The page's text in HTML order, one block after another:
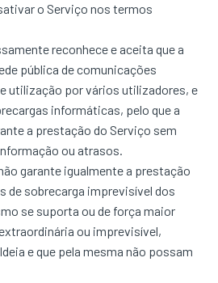
o Serviço nos termos
reconhece e aceita que a
pública de comunicações
utilização por vários utilizadores, e
informáticas, pelo que a
a prestação do Serviço sem
ou atrasos.
garante igualmente a prestação
de sobrecarga imprevisível dos
se suporta ou de força maior
ou imprevisível,
e que pela mesma não possam